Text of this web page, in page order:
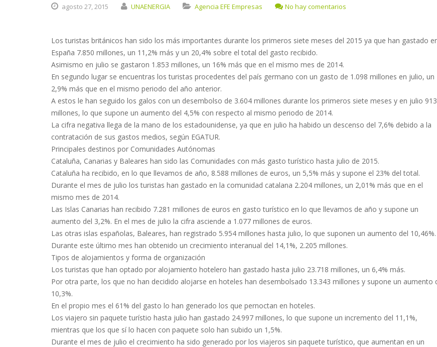
agosto 27,2015 UNAENERGIA Agencia EFE Empresas No hay comentarios
Los turistas británicos han sido los más importantes durante los primeros siete meses del 2015 ya que han gastado
España 7.850 millones, un 11,2% más y un 20,4% sobre el total del gasto recibido.
Asimismo en julio se gastaron 1.853 millones, un 16% más que en el mismo mes de 2014.
En segundo lugar se encuentras los turistas procedentes del país germano con un gasto de 1.098 millones en julio, un
2,9% más que en el mismo periodo del año anterior.
A estos le han seguido los galos con un desembolso de 3.604 millones durante los primeros siete meses y en julio 913
millones, lo que supone un aumento del 4,5% con respecto al mismo periodo de 2014.
La cifra negativa llega de la mano de los estadounidense, ya que en julio ha habido un descenso del 7,6% debido a la
contratación de sus gastos medios, según EGATUR.
Principales destinos por Comunidades Autónomas
Cataluña, Canarias y Baleares han sido las Comunidades con más gasto turístico hasta julio de 2015.
Cataluña ha recibido, en lo que llevamos de año, 8.588 millones de euros, un 5,5% más y supone el 23% del total.
Durante el mes de julio los turistas han gastado en la comunidad catalana 2.204 millones, un 2,01% más que en el
mismo mes de 2014.
Las Islas Canarias han recibido 7.281 millones de euros en gasto turístico en lo que llevamos de año y supone un
aumento del 3,2%. En el mes de julio la cifra asciende a 1.077 millones de euros.
Las otras islas españolas, Baleares, han registrado 5.954 millones hasta julio, lo que suponen un aumento del 10,46%.
Durante este último mes han obtenido un crecimiento interanual del 14,1%, 2.205 millones.
Tipos de alojamientos y forma de organización
Los turistas que han optado por alojamiento hotelero han gastado hasta julio 23.718 millones, un 6,4% más.
Por otra parte, los que no han decidido alojarse en hoteles han desembolsado 13.343 millones y supone un aumento
10,3%.
En el propio mes el 61% del gasto lo han generado los que pernoctan en hoteles.
Los viajero sin paquete turístio hasta julio han gastado 24.997 millones, lo que supone un incremento del 11,1%,
mientras que los que sí lo hacen con paquete solo han subido un 1,5%.
Durante el mes de julio el crecimiento ha sido generado por los viajeros sin paquete turístico, que aumentan en un